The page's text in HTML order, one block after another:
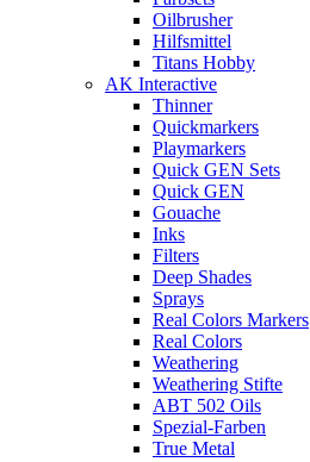
Oilbrusher
Hilfsmittel
Titans Hobby
AK Interactive
Thinner
Quickmarkers
Playmarkers
Quick GEN Sets
Quick GEN
Gouache
Inks
Filters
Deep Shades
Sprays
Real Colors Markers
Real Colors
Weathering
Weathering Stifte
ABT 502 Oils
Spezial-Farben
True Metal